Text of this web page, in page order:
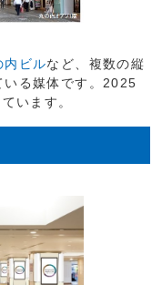
内ビルなど、複数の縦
いる媒体です。2025
います。